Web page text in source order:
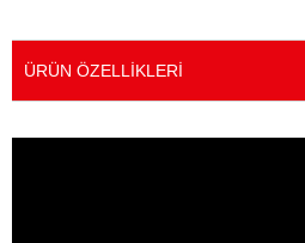
ÜRÜN ÖZELLIKLERI